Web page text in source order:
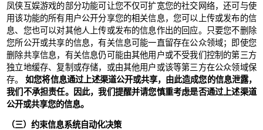
凤侠互娱游戏的部分功能可让您不仅可扩宽您的社交网络，还可与使
用该功能的所有用户公开分享您的相关信息，您可以上传或发布的信
息、您也可以对其他人上传或发布的信息作出的回应。只要您不删除
您所公开或共享的信息，有关信息可能一直留存在公众领域；即使您
删除共享信息，有关信息仍可能由其他用户或不受我们控制的第三方
独立地缓存、复制或存储，或由其他用户或该等第三方在公众领域保
存。如您将信息通过上述渠道公开或共享，由此造成您的信息泄露，
我们不承担责任。因此，我们提醒并请您慎重考虑是否通过上述渠道
公开或共享您的信息。
（三）约束信息系统自动化决策